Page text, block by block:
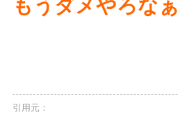
もうダメやろなぁ
引用元：